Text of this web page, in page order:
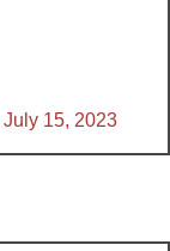
July 15, 2023